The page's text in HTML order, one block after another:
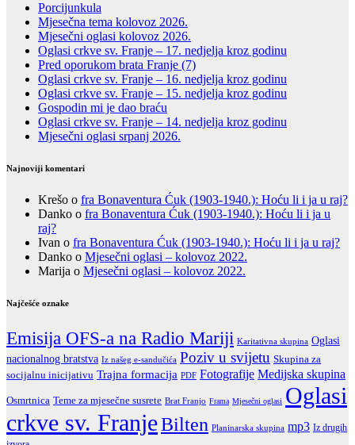
Porcijunkula
Mjesečna tema kolovoz 2026.
Mjesečni oglasi kolovoz 2026.
Oglasi crkve sv. Franje – 17. nedjelja kroz godinu
Pred oporukom brata Franje (7)
Oglasi crkve sv. Franje – 16. nedjelja kroz godinu
Oglasi crkve sv. Franje – 15. nedjelja kroz godinu
Gospodin mi je dao braću
Oglasi crkve sv. Franje – 14. nedjelja kroz godinu
Mjesečni oglasi srpanj 2026.
Najnoviji komentari
Krešo o fra Bonaventura Ćuk (1903-1940.): Hoću li i ja u raj?
Danko o fra Bonaventura Ćuk (1903-1940.): Hoću li i ja u
raj?
Ivan o fra Bonaventura Ćuk (1903-1940.): Hoću li i ja u raj?
Danko o Mjesečni oglasi – kolovoz 2022.
Marija o Mjesečni oglasi – kolovoz 2022.
Najčešće oznake
Emisija OFS-a na Radio Mariji Karitativna skupina Oglasi
nacionalnog bratstva Iz našeg e-sandučića Poziv u svijetu Skupina za
socijalnu inicijativu Trajna formacija PDF Fotografije Medijska skupina
Osmrtnica Teme za mjesečne susrete Brat Franjo Frama Mjesečni oglasi Oglasi
crkve sv. FranjeBilten Planinarska skupina mp3 Iz drugih